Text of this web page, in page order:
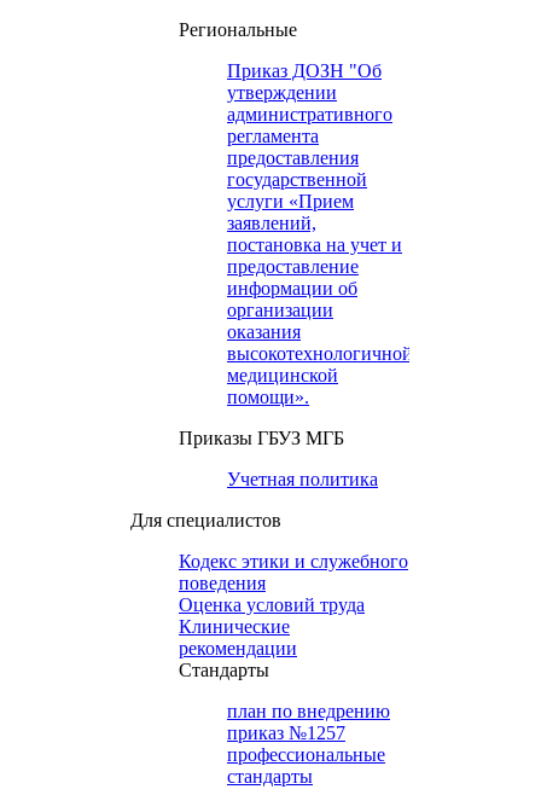
Региональные
Приказ ДОЗН "Об
утверждении
административного
регламента
предоставления
государственной
услуги «Прием
заявлений,
постановка на учет и
предоставление
информации об
организации
оказания
высокотехнологичной
медицинской
помощи».
Приказы ГБУЗ МГБ
Учетная политика
Для специалистов
Кодекс этики и служебного
поведения
Оценка условий труда
Клинические
рекомендации
Cтандарты
план по внедрению
приказ №1257
профессиональные
стандарты